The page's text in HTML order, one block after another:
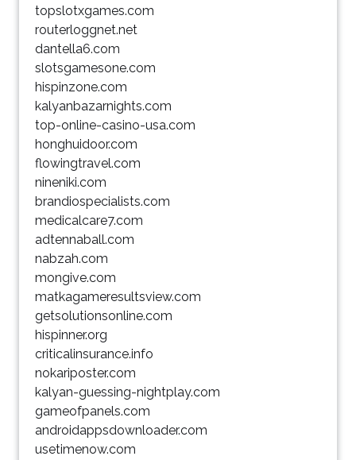
topslotxgames.com
routerloggnet.net
dantella6.com
slotsgamesone.com
hispinzone.com
kalyanbazarnights.com
top-online-casino-usa.com
honghuidoor.com
flowingtravel.com
nineniki.com
brandiospecialists.com
medicalcare7.com
adtennaball.com
nabzah.com
mongive.com
matkagameresultsview.com
getsolutionsonline.com
hispinner.org
criticalinsurance.info
nokariposter.com
kalyan-guessing-nightplay.com
gameofpanels.com
androidappsdownloader.com
usetimenow.com